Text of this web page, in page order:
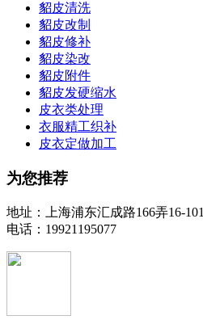
貂皮清洗
貂皮改制
貂皮修补
貂皮染改
貂皮附件
貂皮发硬缩水
皮衣类处理
衣服精工织补
皮衣定做加工
为您推荐
地址：上海浦东汇成路166弄16-101
电话：19921195077